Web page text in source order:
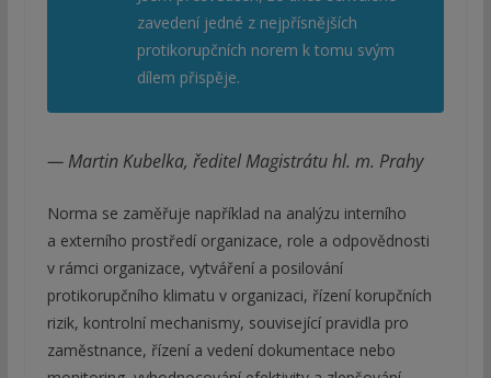
zavedení jedné z nejpřísnějších
protikorupčních norem k tomu svým
dílem přispěje.
— Martin Kubelka, ředitel Magistrátu hl. m. Prahy
Norma se zaměřuje například na analýzu interního
a externího prostředí organizace, role a odpovědnosti
v rámci organizace, vytváření a posilování
protikorupčního klimatu v organizaci, řízení korupčních
rizik, kontrolní mechanismy, související pravidla pro
zaměstnance, řízení a vedení dokumentace nebo